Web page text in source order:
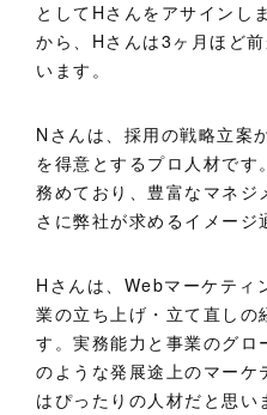
としてHさんをアサインし
から、Hさんは3ヶ月ほど
います。
Nさんは、採用の戦略立案
を得意とするプロ人材です
務めており、豊富なマネジ
さに弊社が求めるイメージ
Hさんは、Webマーケティ
業の立ち上げ・立て直しの
す。実務能力と事業のグロ
のような発展途上のマーケ
はぴったりの人材だと思い